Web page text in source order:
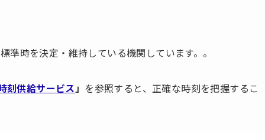
時を決定・維持している機関しています。。
刻供給サービス 」 を参照すると、正確な時刻を把握するこ